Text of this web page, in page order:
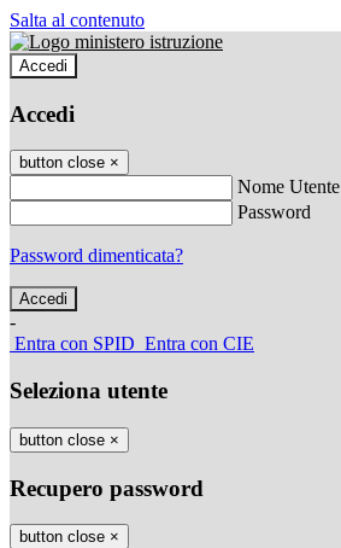
Salta al contenuto
Accedi
Accedi
button close ×
Nome Utente
Password
Password dimenticata?
-
Entra con SPID Entra con CIE
Seleziona utente
button close ×
Recupero password
button close ×